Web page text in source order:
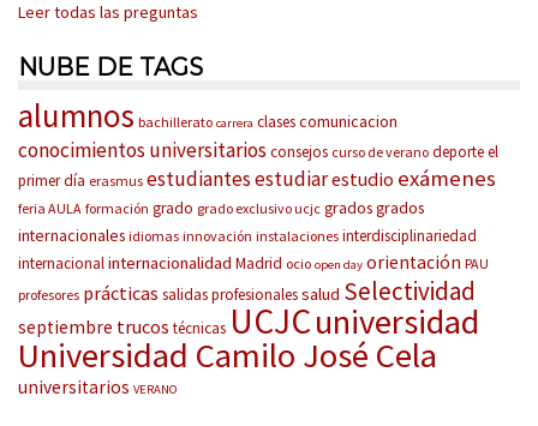
Leer todas las preguntas
NUBE DE TAGS
alumnos bachillerato carrera clasescomunicacion
conocimientos universitariosconsejos curso de verano deporteel
primer día erasmus estudiantesestudiarestudio exámenes
feria AULA formación grado grado exclusivo ucjc gradosgrados
internacionales idiomas innovación instalaciones interdisciplinariedad
internacionalinternacionalidad Madrid ocio open day orientación PAU
profesores prácticas salidas profesionalessalud Selectividad
septiembre trucos técnicas UCJCuniversidad
Universidad Camilo José Cela
universitarios VERANO